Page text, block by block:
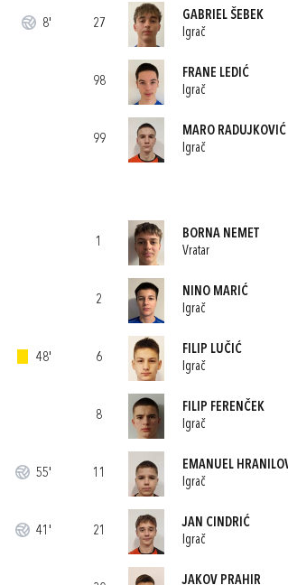
8'
48'
55'
41'
27
GABRIEL ŠEBEK
Igrač
98
FRANE LEDIĆ
Igrač
99
MARO RADUJKOVIĆ
Igrač
1
BORNA NEMET
Vratar
2
NINO MARIĆ
Igrač
6
FILIP LUČIĆ
Igrač
8
FILIP FERENČEK
Igrač
11
EMANUEL
Igrač
21
JAN CINDRIĆ
Igrač
JAKOV PRAHIR